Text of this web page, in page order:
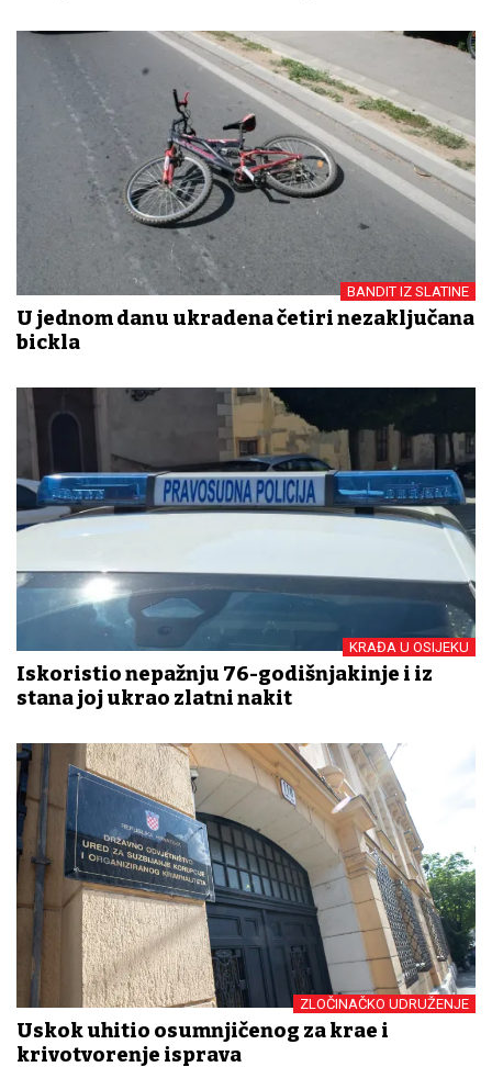
BANDIT IZ SLATINE
U jednom danu ukradena četiri nezaključana
bickla
KRAĐA U OSIJEKU
Iskoristio nepažnju 76-godišnjakinje i iz
stana joj ukrao zlatni nakit
ZLOČINAČKO UDRUŽENJE
Uskok uhitio osumnjičenog za krađe i
krivotvorenje isprava